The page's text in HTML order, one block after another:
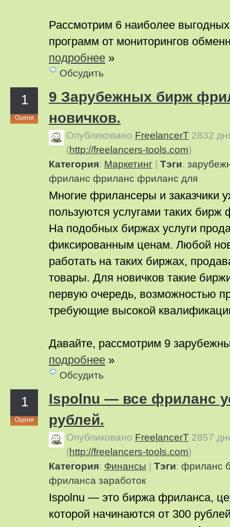
Рассмотрим 6 наиболее выгодных
программ от мониторингов
подробнее »
Обсудить
1
Оцени
9 Зарубежных бирж
новичков.
Опубликовано FreelancerT 2832
(http://freelancers-tools.com)
Категория: Маркетинг Тэги:
фриланс фриланс фриланс для
Многие фрилансеры и заказчики
пользуются услугами таких бирж
На подобных биржах услуги
фиксированным ценам. Любой
работать на таких биржах,
товары. Для новичков такие
первую очередь, возможностью
требующие высокой
Давайте, рассмотрим 9
подробнее »
Обсудить
1
Оцени
Ispolnu — все фриланс
рублей.
Опубликовано FreelancerT 2857
(http://freelancers-tools.com)
Категория: Финансы Тэги: фриланс
фриланса заработок
Ispolnu — это биржа фриланса,
которой начинаются от 300